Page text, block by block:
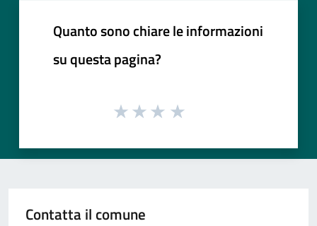
Quanto sono chiare le informazioni
su questa pagina?
Contatta il comune